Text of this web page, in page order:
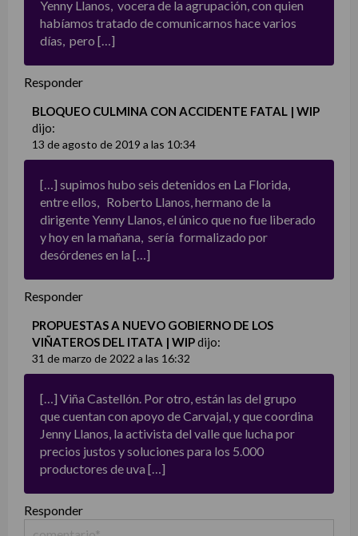
Yenny Llanos, vocera de la agrupación, con quien
habíamos tratado de comunicarnos hace varios
días, pero […]
Responder
BLOQUEO CULMINA CON ACCIDENTE FATAL | WIP
dijo:
13 de agosto de 2019 a las 10:34
[…] supimos hubo seis detenidos en La Florida,
entre ellos, Roberto Llanos, hermano de la
dirigente Yenny Llanos, el único que no fue liberado
y hoy en la mañana, sería formalizado por
desórdenes en la […]
Responder
PROPUESTAS A NUEVO GOBIERNO DE LOS
VIÑATEROS DEL ITATA | WIPdijo:
31 de marzo de 2022 a las 16:32
[…] Viña Castellón. Por otro, están las del grupo
que cuentan con apoyo de Carvajal, y que coordina
Jenny Llanos, la activista del valle que lucha por
precios justos y soluciones para los 5.000
productores de uva […]
Responder